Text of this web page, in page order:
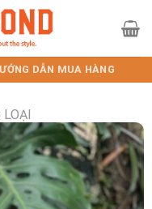
DẪN MUA HÀNG
LOẠI